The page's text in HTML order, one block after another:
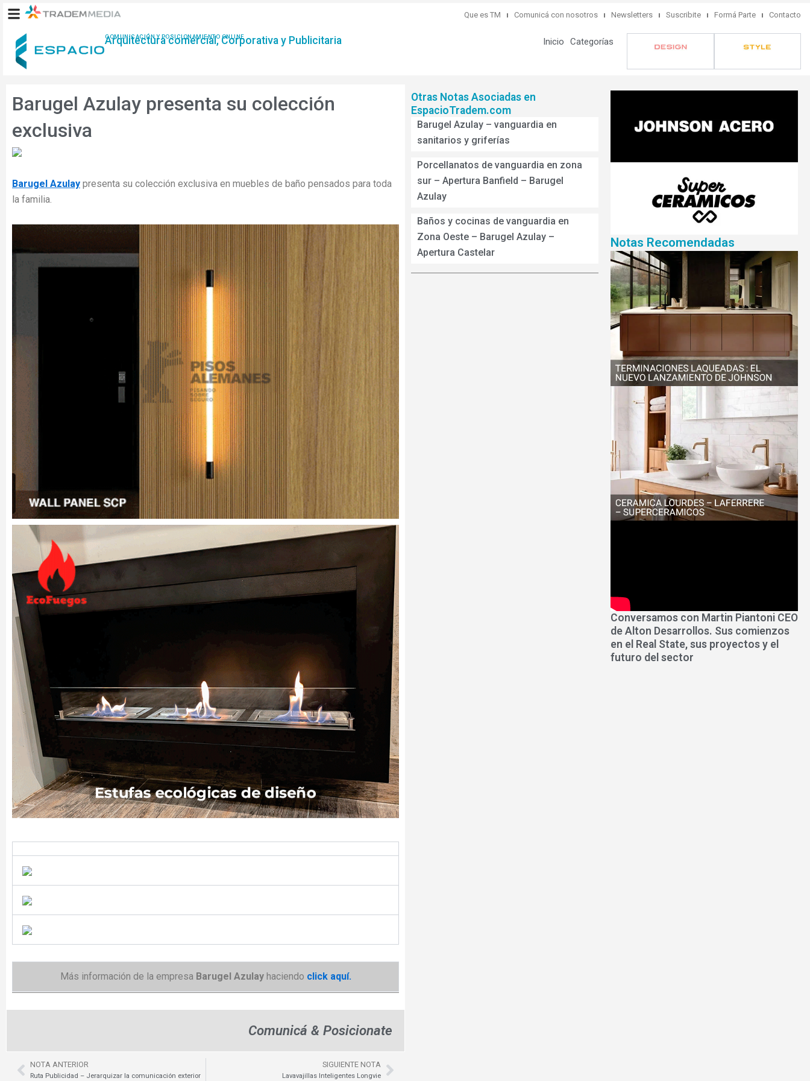
contenido
Que es TM Comunicá con nosotros Newsletters Suscribite Formá Parte Contacto
COMUNICACIÓN Y POSICIONAMIENTO ONLINE
Arquitectura comercial, Corporativa y Publicitaria Inicio Categorías
Barugel Azulay presenta su colección
exclusiva
Barugel Azulay presenta su colección exclusiva en muebles de baño pensados para toda
la familia.
Más información de la empresa Barugel Azulayhaciendo click aquí.
Comunicá & Posicionate
Prev
NOTA ANTERIOR
Ruta Publicidad – Jerarquizar la comunicación exterior
SIGUIENTE NOTA
Lavavajillas Inteligentes LongvieNext
Otras Notas Asociadas en
EspacioTradem.com
Barugel Azulay – vanguardia en
sanitarios y griferías
Porcellanatos de vanguardia en zona
sur – Apertura Banfield – Barugel
Azulay
Baños y cocinas de vanguardia en
Zona Oeste – Barugel Azulay –
Apertura Castelar
Notas Recomendadas
Conversamos con Martin Piantoni CEO
de Alton Desarrollos. Sus comienzos
en el Real State, sus proyectos y el
futuro del sector